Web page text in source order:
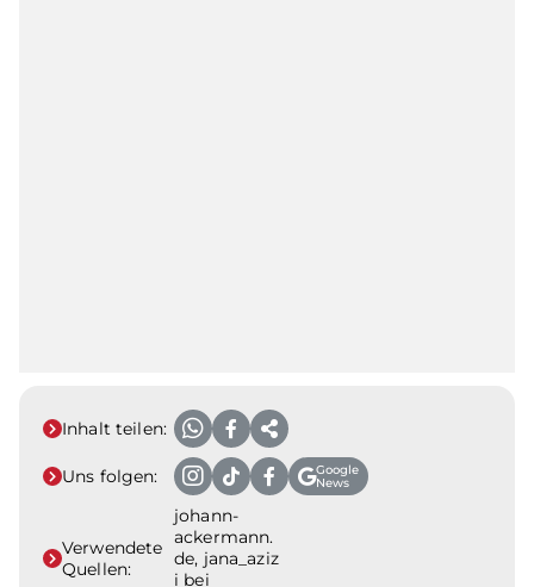
Inhalt teilen:
Uns folgen:
Google
News
Verwendete
Quellen:
johann-
ackermann.
de, jana_aziz
i bei